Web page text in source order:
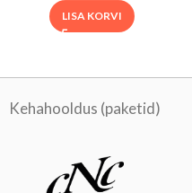
LISA KORVI
Kehahooldus (paketid)